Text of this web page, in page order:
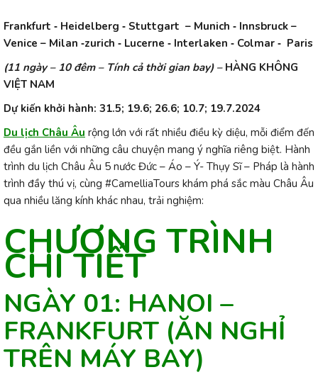
Frankfurt ‐ Heidelberg ‐ Stuttgart – Munich ‐ Innsbruck –
Venice – Milan ‐zurich ‐ Lucerne ‐ Interlaken ‐ Colmar ‐ Paris
(11 ngày – 10 đêm – Tính cả thời gian bay) – HÀNG KHÔNG
VIỆT NAM
Dự kiến khởi hành: 31.5; 19.6; 26.6; 10.7; 19.7.2024
Du lịch Châu Âu rộng lớn với rất nhiều điều kỳ diệu, mỗi điểm đến
đều gắn liền với những câu chuyện mang ý nghĩa riêng biệt. Hành
trình du lịch Châu Âu 5 nước Đức – Áo – Ý- Thụy Sĩ – Pháp là hành
trình đầy thú vị, cùng #CamelliaTours khám phá sắc màu Châu Âu
qua nhiều lăng kính khác nhau, trải nghiệm:
CHƯƠNG TRÌNH
CHI TIẾT
NGÀY 01: HANOI –
FRANKFURT (ĂN NGHỈ
TRÊN MÁY BAY)